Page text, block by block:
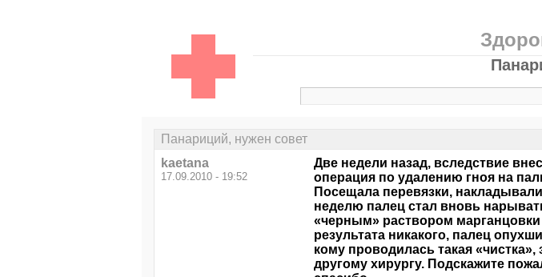
Панариций, нужен совет
kaetana
17.09.2010 - 19:52
Две недели назад, вследствие
операция по удалению гноя на
Посещала перевязки,
неделю палец стал вновь
«черным» раствором
результата никакого, палец
кому проводилась такая
другому хирургу. Подскажите